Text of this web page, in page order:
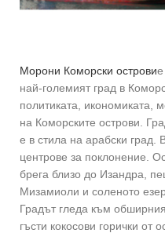
Морони Коморски острови
най-големият град в
политиката, икономиката,
на Коморските острови.
е в стила на арабски
центрове за поклонение.
брега близо до Изандра,
Мизамиоли и соленото
Градът гледа към
гъсти кокосови горички от